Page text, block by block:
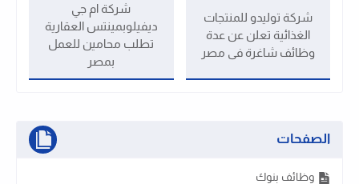
شركة توليدو للمنتجات
الغذائية تعلن عن عدة
وظائف شاغرة فى مصر
شركة ام جي
ديفيلوبمينتس العقارية
تطلب محامين للعمل
بمصر
الصفحات
وظائف بنوك